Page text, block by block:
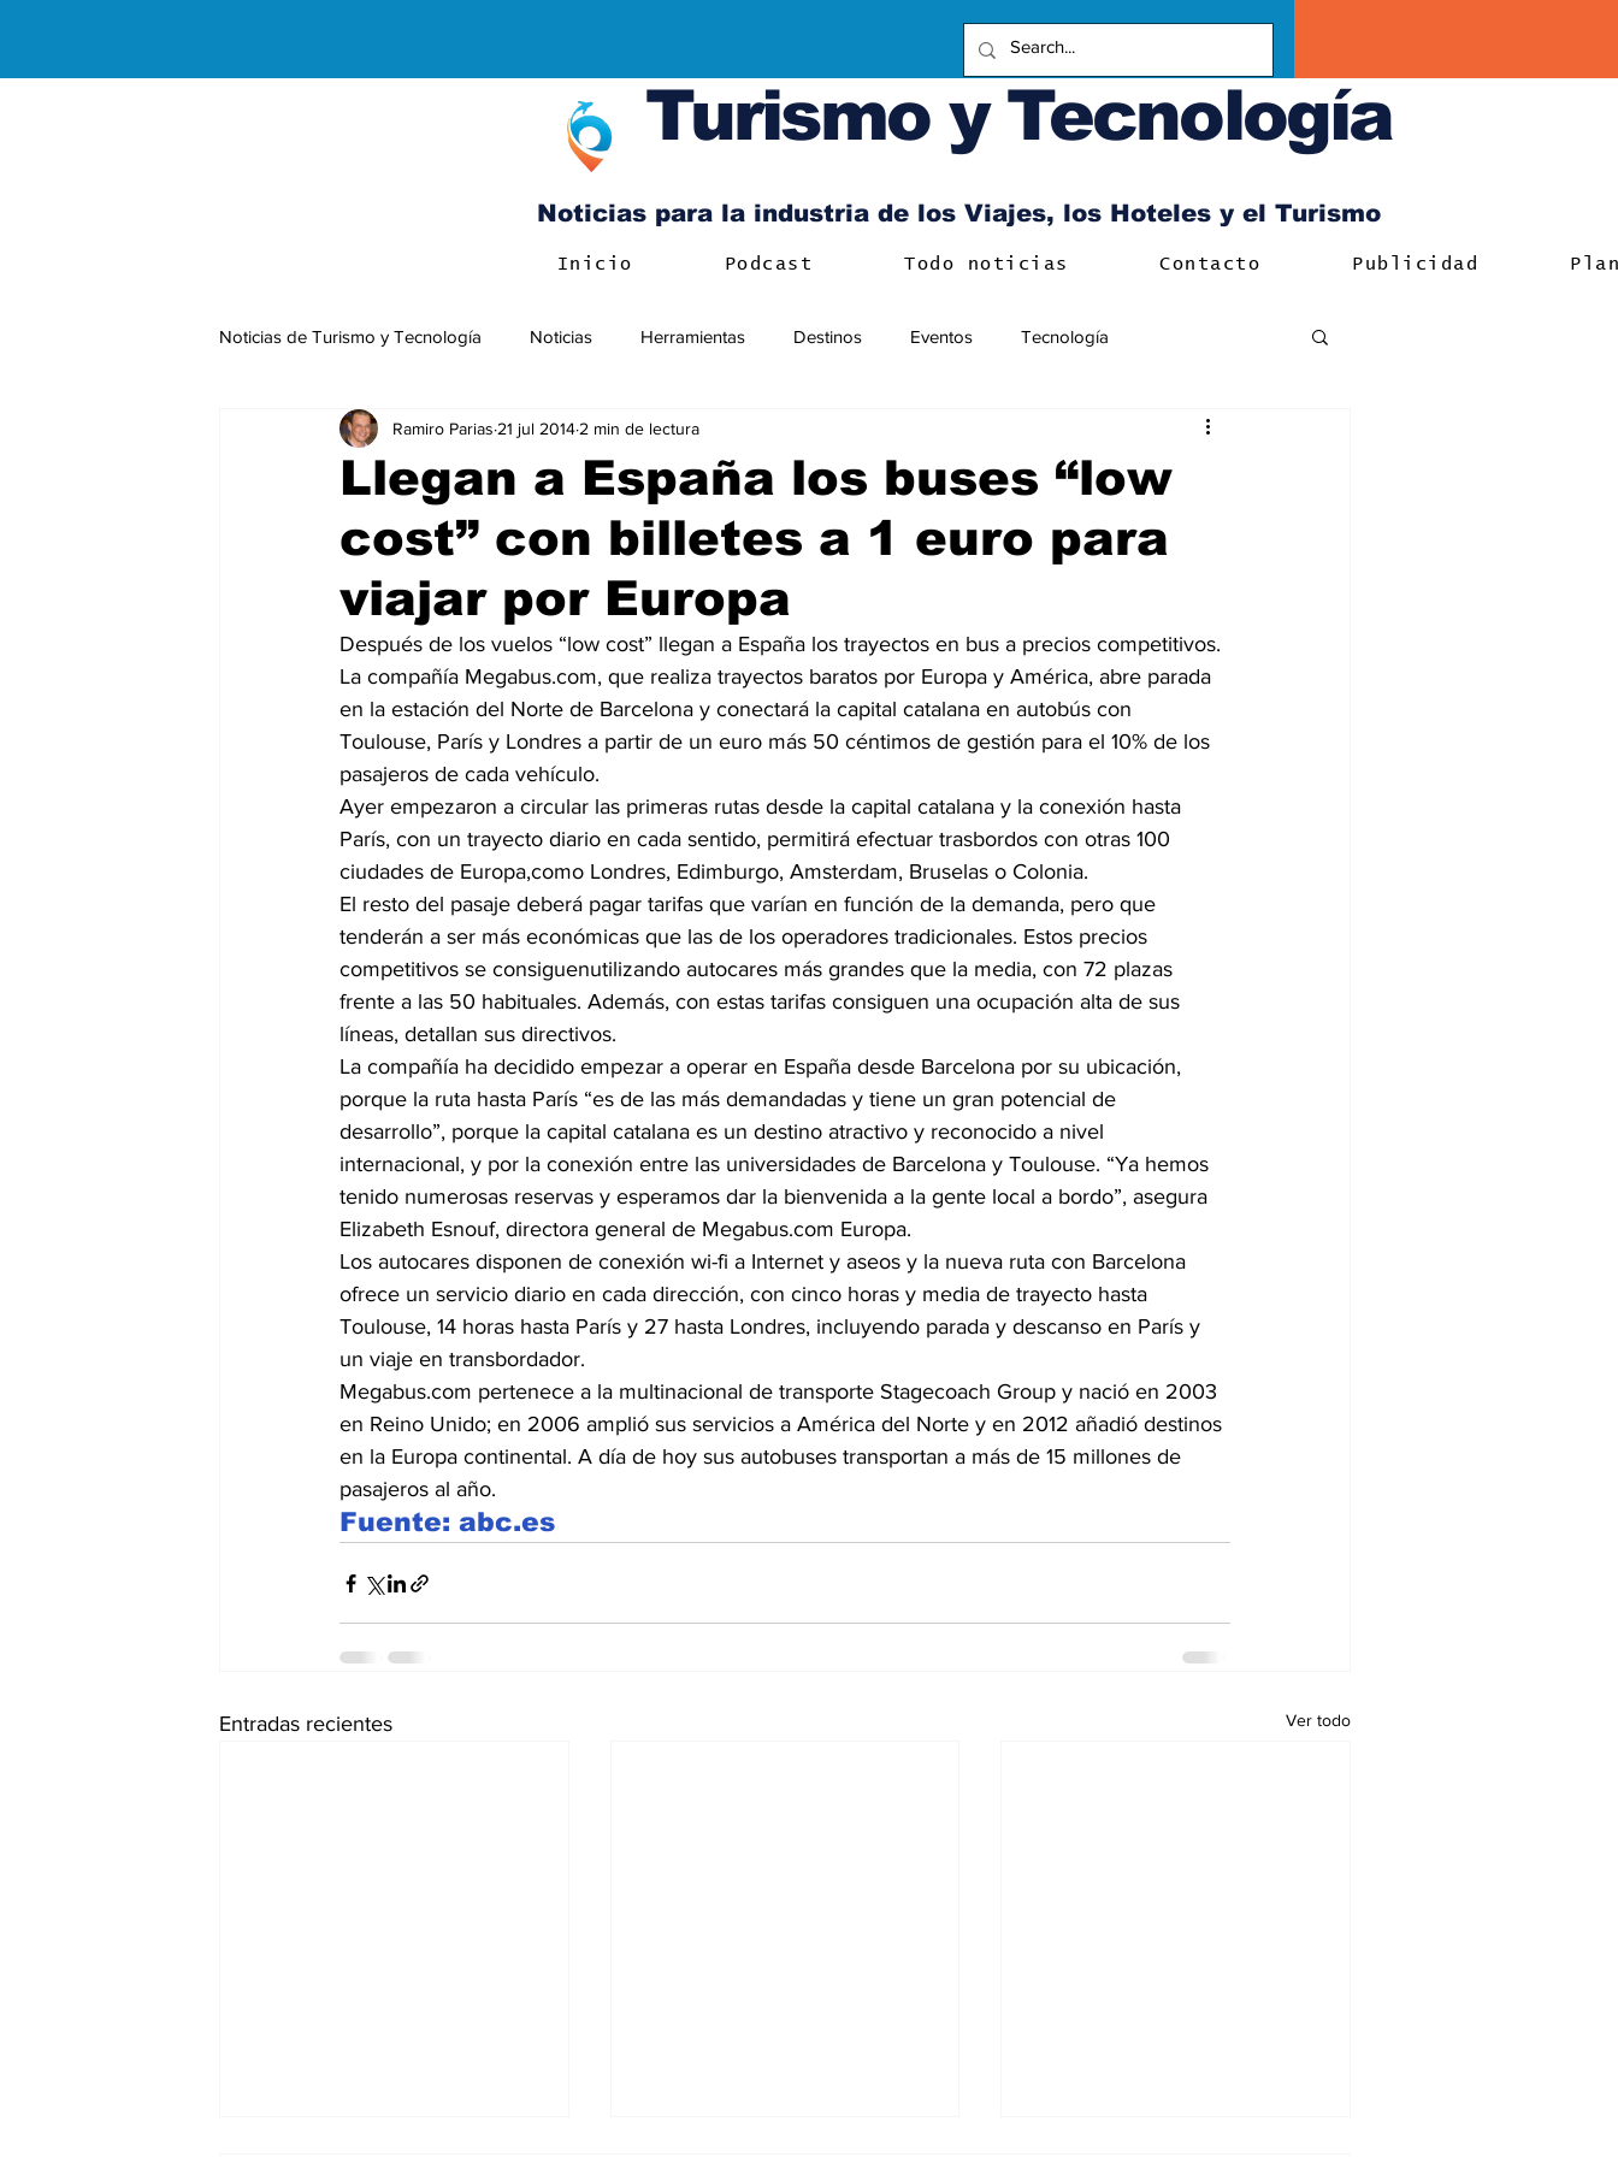
Turismo y Tecnología
Noticias para la industria de los Viajes, los Hoteles y el Turismo
Inicio Podcast Todo noticias Contacto Publicidad
Noticias de Turismo y Tecnología Noticias Herramientas Destinos Eventos Tecnología
Negocios Internacionales
Llegan a España los buses “low
cost” con billetes a 1 euro para
viajar por Europa
Ramiro Parias 21 jul 2014 2 min de lectura
Después de los vuelos “low cost” llegan a España los trayectos en bus a precios competitivos.
La compañía Megabus.com, que realiza trayectos baratos por Europa y América, abre parada
en la estación del Norte de Barcelona y conectará la capital catalana en autobús con
Toulouse, París y Londres a partir de un euro más 50 céntimos de gestión para el 10% de los
pasajeros de cada vehículo.
Ayer empezaron a circular las primeras rutas desde la capital catalana y la conexión hasta
París, con un trayecto diario en cada sentido, permitirá efectuar trasbordos con otras 100
ciudades de Europa,como Londres, Edimburgo, Amsterdam, Bruselas o Colonia.
El resto del pasaje deberá pagar tarifas que varían en función de la demanda, pero que
tenderán a ser más económicas que las de los operadores tradicionales. Estos precios
competitivos se consiguenutilizando autocares más grandes que la media, con 72 plazas
frente a las 50 habituales. Además, con estas tarifas consiguen una ocupación alta de sus
líneas, detallan sus directivos.
La compañía ha decidido empezar a operar en España desde Barcelona por su ubicación,
porque la ruta hasta París “es de las más demandadas y tiene un gran potencial de
desarrollo”, porque la capital catalana es un destino atractivo y reconocido a nivel
internacional, y por la conexión entre las universidades de Barcelona y Toulouse. “Ya hemos
tenido numerosas reservas y esperamos dar la bienvenida a la gente local a bordo”, asegura
Elizabeth Esnouf, directora general de Megabus.com Europa.
Los autocares disponen de conexión wi-fi a Internet y aseos y la nueva ruta con Barcelona
ofrece un servicio diario en cada dirección, con cinco horas y media de trayecto hasta
Toulouse, 14 horas hasta París y 27 hasta Londres, incluyendo parada y descanso en París y
un viaje en transbordador.
Megabus.com pertenece a la multinacional de transporte Stagecoach Group y nació en 2003
en Reino Unido; en 2006 amplió sus servicios a América del Norte y en 2012 añadió destinos
en la Europa continental. A día de hoy sus autobuses transportan a más de 15 millones de
pasajeros al año.
Fuente: abc.es
Entradas recientes Ver todo